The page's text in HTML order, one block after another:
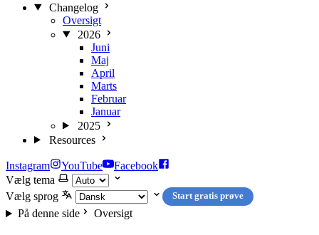
Changelog
Oversigt
2026
Juni
Maj
April
Marts
Februar
Januar
2025
Resources
Instagram YouTube
Facebook
Vælg tema
Vælg sprog
Start gratis prøve
På denne side Oversigt